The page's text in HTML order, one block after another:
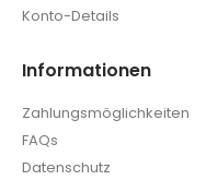
Konto-Details
Informationen
Zahlungsmöglichkeiten
FAQs
Datenschutz